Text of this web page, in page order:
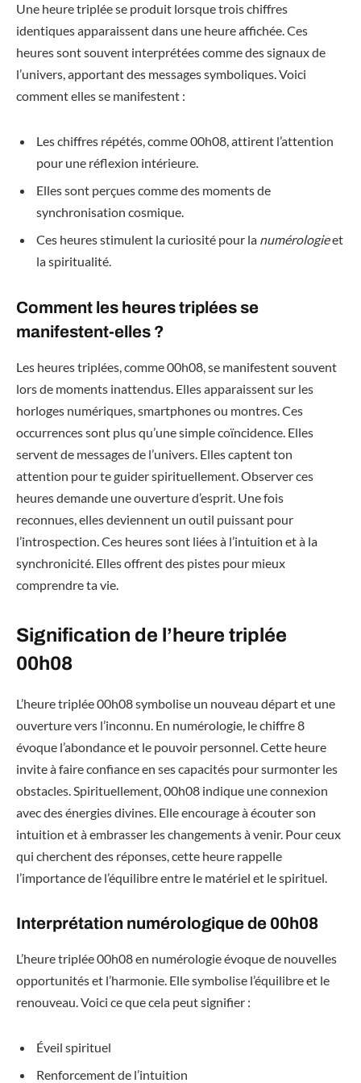
Une heure triplée se produit lorsque trois chiffres
identiques apparaissent dans une heure affichée. Ces
heures sont souvent interprétées comme des signaux de
l’univers, apportant des messages symboliques. Voici
comment elles se manifestent :
Les chiffres répétés, comme 00h08, attirent l’attention
pour une réflexion intérieure.
Elles sont perçues comme des moments de
synchronisation cosmique.
Ces heures stimulent la curiosité pour la numérologieet
la spiritualité.
Comment les heures triplées se
manifestent-elles ?
Les heures triplées, comme 00h08, se manifestent souvent
lors de moments inattendus. Elles apparaissent sur les
horloges numériques, smartphones ou montres. Ces
occurrences sont plus qu’une simple coïncidence. Elles
servent de messages de l’univers. Elles captent ton
attention pour te guider spirituellement. Observer ces
heures demande une ouverture d’esprit. Une fois
reconnues, elles deviennent un outil puissant pour
l’introspection. Ces heures sont liées à l’intuition et à la
synchronicité. Elles offrent des pistes pour mieux
comprendre ta vie.
Signification de l’heure triplée
00h08
L’heure triplée 00h08 symbolise un nouveau départ et une
ouverture vers l’inconnu. En numérologie, le chiffre 8
évoque l’abondance et le pouvoir personnel. Cette heure
invite à faire confiance en ses capacités pour surmonter les
obstacles. Spirituellement, 00h08 indique une connexion
avec des énergies divines. Elle encourage à écouter son
intuition et à embrasser les changements à venir. Pour ceux
qui cherchent des réponses, cette heure rappelle
l’importance de l’équilibre entre le matériel et le spirituel.
Interprétation numérologique de 00h08
L’heure triplée 00h08 en numérologie évoque de nouvelles
opportunités et l’harmonie. Elle symbolise l’équilibre et le
renouveau. Voici ce que cela peut signifier :
Éveil spirituel
Renforcement de l’intuition